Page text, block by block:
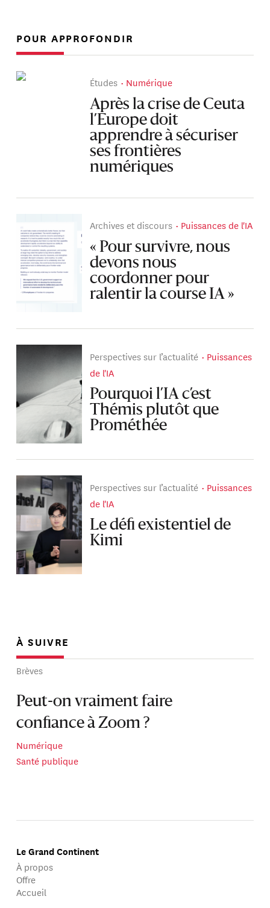
POUR APPROFONDIR
Études Numérique
Après la crise de Ceuta
l’Europe doit
apprendre à sécuriser
ses frontières
numériques
Archives et discours Puissances de l'IA
« Pour survivre, nous
devons nous
coordonner pour
ralentir la course IA »
Perspectives sur l’actualité
Puissances
de l'IA
Pourquoi l’IA c’est
Thémis plutôt que
Prométhée
Perspectives sur l’actualité
Puissances
de l'IA
Le défi existentiel de
Kimi
À SUIVRE
Brèves
Peut-on vraiment faire
confiance à Zoom ?
Numérique
Santé publique
Le Grand Continent
À propos
Offre
Accueil